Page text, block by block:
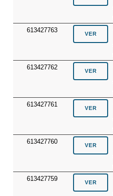
613427763
613427762
613427761
613427760
613427759